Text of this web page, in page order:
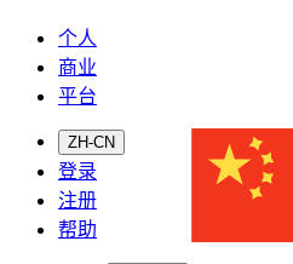
个人
商业
平台
ZH-CN
登录
注册
帮助